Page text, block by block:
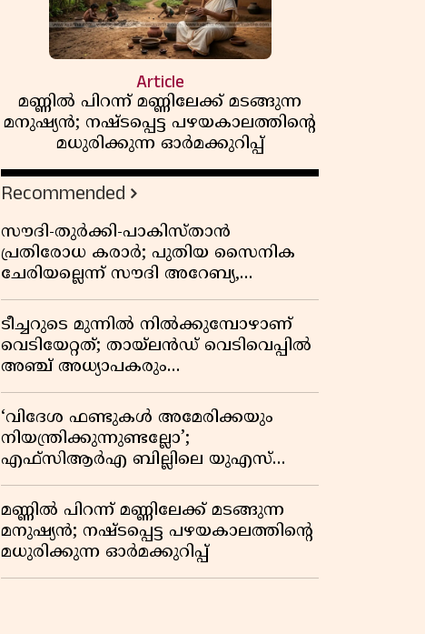
Article
മണ്ണിൽ പിറന്ന് മണ്ണിലേക്ക് മടങ്ങുന്ന
മനുഷ്യൻ; നഷ്ടപ്പെട്ട പഴയകാലത്തിൻ്റെ
മധുരിക്കുന്ന ഓർമക്കുറിപ്പ്
Recommended
സൗദി-തുർക്കി-പാകിസ്താൻ
പ്രതിരോധ കരാർ; പുതിയ സൈനിക
ചേരിയല്ലെന്ന് സൗദി അറേബ്യ,
വിമർശനവുമായി ഇറാൻ
ടീച്ചറുടെ മുന്നിൽ നിൽക്കുമ്പോഴാണ്
വെടിയേറ്റത്; തായ്‌ലൻഡ് വെടിവെപ്പിൽ
അഞ്ച് അധ്യാപകരും
മുത്തശ്ശീമുത്തശ്ശന്മാരും കൊല്ലപ്പെട്ടു,
മരണസംഖ്യ 7; ഞെട്ടിക്കുന്ന
വെളിപ്പെടുത്തലുകൾ
‘വിദേശ ഫണ്ടുകൾ അമേരിക്കയും
നിയന്ത്രിക്കുന്നുണ്ടല്ലോ’;
എഫ്സിആർഎ ബില്ലിലെ യുഎസ്
വിമർശനങ്ങൾക്ക് മറുപടിയുമായി ഇന്ത്യ
മണ്ണിൽ പിറന്ന് മണ്ണിലേക്ക് മടങ്ങുന്ന
മനുഷ്യൻ; നഷ്ടപ്പെട്ട പഴയകാലത്തിൻ്റെ
മധുരിക്കുന്ന ഓർമക്കുറിപ്പ്